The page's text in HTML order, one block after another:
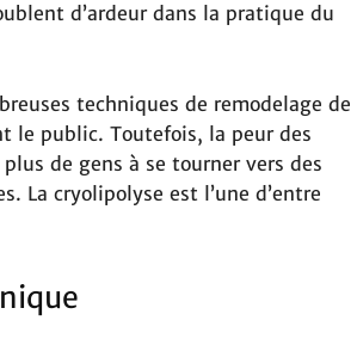
d’ardeur dans la pratique du
techniques de remodelage de
le public. Toutefois, la peur des
de gens à se tourner vers des
La cryolipolyse est l’une d’entre